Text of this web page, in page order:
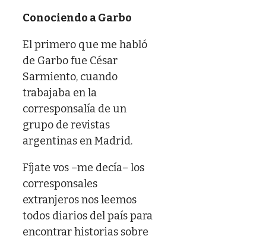
Conociendo a Garbo
El primero que me habló
de Garbo fue César
Sarmiento, cuando
trabajaba en la
corresponsalía de un
grupo de revistas
argentinas en Madrid.
Fíjate vos –me decía– los
corresponsales
extranjeros nos leemos
todos diarios del país para
encontrar historias sobre